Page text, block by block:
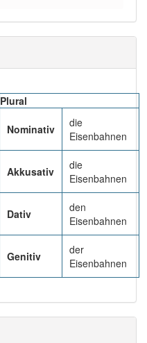
Plural
Nominativ
die
Eisenbahnen
Akkusativ
die
Eisenbahnen
Dativ
den
Eisenbahnen
Genitiv
der
Eisenbahnen